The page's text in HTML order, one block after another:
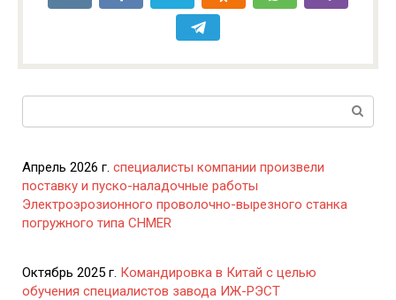
Апрель 2026 г. специалисты компании произвели
поставку и пуско-наладочные работы
Электроэрозионного проволочно-вырезного станка
погружного типа CHMER
Октябрь 2025 г. Командировка в Китай с целью
обучения специалистов завода ИЖ-РЭСТ